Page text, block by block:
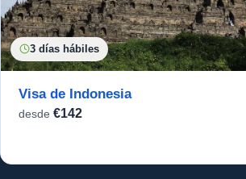
3 días hábiles
Visa de Indonesia
desde €142